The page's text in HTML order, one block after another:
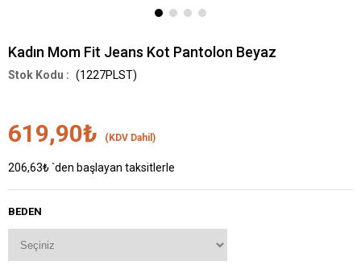
Kadın Mom Fit Jeans Kot Pantolon Beyaz
(1227PLST)
619,90₺ (KDV Dahil)
206,63₺`den başlayan taksitlerle
BEDEN